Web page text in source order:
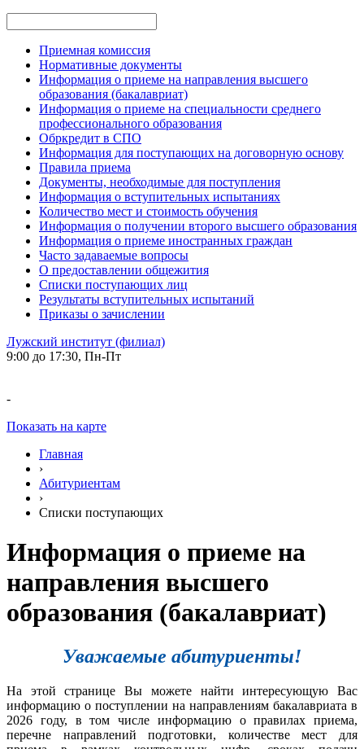
Приемная комиссия
Нормативные документы
Информация о приеме на направления высшего
образования (бакалавриат)
Информация о приеме на специальности среднего
профессионального образования
Обркредит в СПО
Информация для поступающих на договорную основу
Правила приема
Документы, необходимые для поступления
Информация о вступительных испытаниях
Количество мест и стоимость обучения
Информация о получении второго высшего образования
Информация о приеме иностранных граждан
Часто задаваемые вопросы
О предоставлении общежития
Списки поступающих лиц
Результаты вступительных испытаний
Приказы о зачислении
Лужский институт (филиал)
9:00 до 17:30, Пн-Пт
-
Показать на карте
Главная
›
Абитуриентам
›
Списки поступающих
Информация о приеме на
направления высшего
образования (бакалавриат)
Уважаемые абитуриенты!
На этой странице Вы можете найти интересующую Вас
информацию о поступлении на направлениям бакалавриата в
2026 году, в том числе информацию о правилах приема,
перечне направлений подготовки, количестве мест для